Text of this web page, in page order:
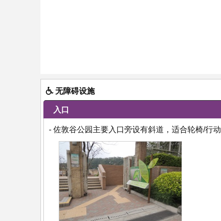
无障碍设施
入口
- 佐敦谷公园主要入口旁设有斜道，适合轮椅/行动